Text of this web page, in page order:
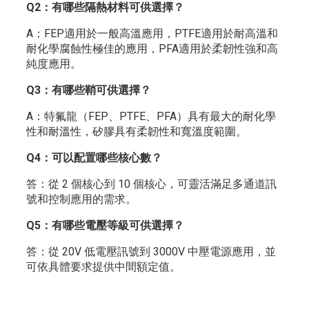
Q2：有哪些隔熱材料可供選擇？
A：FEP適用於一般高溫應用，PTFE適用於耐高溫和
耐化學腐蝕性極佳的應用，PFA適用於柔韌性強和高
純度應用。
Q3：有哪些鞘可供選擇？
A：特氟龍（FEP、PTFE、PFA）具有最大的耐化學
性和耐溫性，矽膠具有柔韌性和寬溫度範圍。
Q4：可以配置哪些核心數？
答：從 2 個核心到 10 個核心，可靈活滿足多通道訊
號和控制應用的需求。
Q5：有哪些電壓等級可供選擇？
答：從 20V 低電壓訊號到 3000V 中壓電源應用，並
可依具體要求提供中間額定值。